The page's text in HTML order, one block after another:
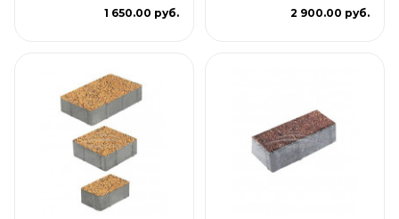
1 650.00 руб. 2 900.00 руб.